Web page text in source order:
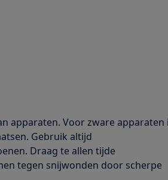
apparaten. Voor zware apparaten
Gebruik altijd
Draag te allen tijde
tegen snijwonden door scherpe